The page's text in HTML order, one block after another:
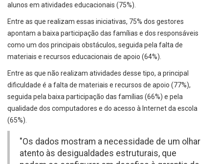
alunos em atividades educacionais (75%).
Entre as que realizam essas iniciativas, 75% dos gestores
apontam a baixa participação das famílias e dos responsáveis
como um dos principais obstáculos, seguida pela falta de
materiais e recursos educacionais de apoio (64%).
Entre as que não realizam atividades desse tipo, a principal
dificuldade é a falta de materiais e recursos de apoio (77%),
seguida pela baixa participação das famílias (66%) e pela
qualidade dos computadores e do acesso à Internet da escola
(65%).
"Os dados mostram a necessidade de um olhar
atento às desigualdades estruturais, que